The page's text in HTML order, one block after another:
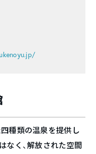
種類の温泉を提供し
なく、解放された空間